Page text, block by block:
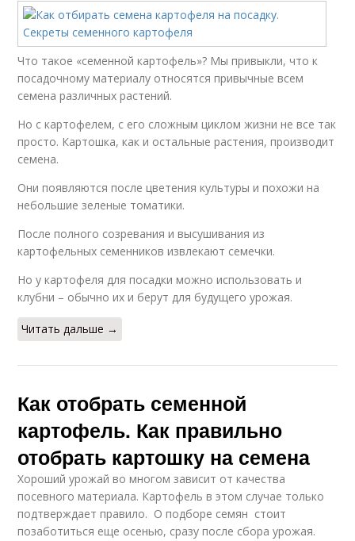
Что такое «семенной картофель»? Мы привыкли, что к
посадочному материалу относятся привычные всем
семена различных растений.
Но с картофелем, с его сложным циклом жизни не все так
просто. Картошка, как и остальные растения, производит
семена.
Они появляются после цветения культуры и похожи на
небольшие зеленые томатики.
После полного созревания и высушивания из
картофельных семенников извлекают семечки.
Но у картофеля для посадки можно использовать и
клубни – обычно их и берут для будущего урожая.
Читать дальше →
Как отобрать семенной
картофель. Как правильно
отобрать картошку на семена
Хороший урожай во многом зависит от качества
посевного материала. Картофель в этом случае только
подтверждает правило. О подборе семян стоит
позаботиться еще осенью, сразу после сбора урожая.